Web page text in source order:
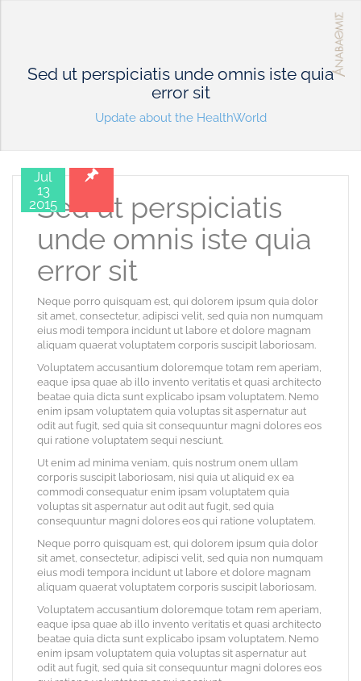
Sed ut perspiciatis unde omnis iste quia
error sit
Update about the HealthWorld
Jul
13
2015
Sed ut perspiciatis
unde omnis iste quia
error sit
Neque porro quisquam est, qui dolorem ipsum quia dolor
sit amet, consectetur, adipisci velit, sed quia non numquam
eius modi tempora incidunt ut labore et dolore magnam
aliquam quaerat voluptatem corporis suscipit laboriosam.
Voluptatem accusantium doloremque totam rem aperiam,
eaque ipsa quae ab illo invento veritatis et quasi architecto
beatae quia dicta sunt explicabo ipsam voluptatem. Nemo
enim ipsam voluptatem quia voluptas sit aspernatur aut
odit aut fugit, sed quia sit consequuntur magni dolores eos
qui ratione voluptatem sequi nesciunt.
Ut enim ad minima veniam, quis nostrum onem ullam
corporis suscipit laboriosam, nisi quia ut aliquid ex ea
commodi consequatur enim ipsam voluptatem quia
voluptas sit aspernatur aut odit aut fugit, sed quia
consequuntur magni dolores eos qui ratione voluptatem.
Neque porro quisquam est, qui dolorem ipsum quia dolor
sit amet, consectetur, adipisci velit, sed quia non numquam
eius modi tempora incidunt ut labore et dolore magnam
aliquam quaerat voluptatem corporis suscipit laboriosam.
Voluptatem accusantium doloremque totam rem aperiam,
eaque ipsa quae ab illo invento veritatis et quasi architecto
beatae quia dicta sunt explicabo ipsam voluptatem. Nemo
enim ipsam voluptatem quia voluptas sit aspernatur aut
odit aut fugit, sed quia sit consequuntur magni dolores eos